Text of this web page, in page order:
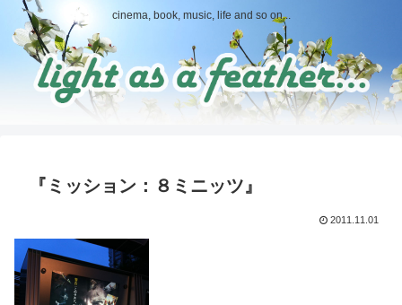
cinema, book, music, life and so on...
『ミッション：８ミニッツ』
2011.11.01